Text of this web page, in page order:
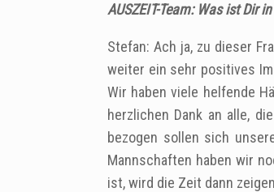
AUSZEIT-Team: Was ist Dir
Stefan: Ach ja, ‎zu dieser
weiter ein sehr positives
Wir haben viele helfende
herzlichen Dank an alle,
bezogen sollen sich
Mannschaften haben wir
ist, wird die Zeit dann